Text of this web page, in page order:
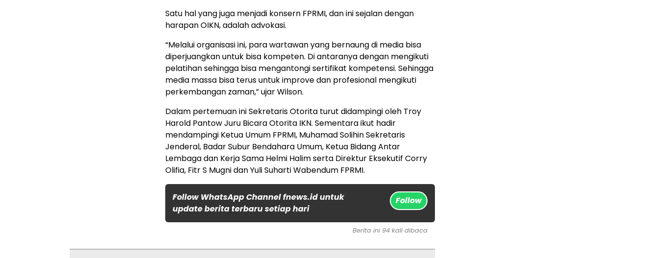
Satu hal yang juga menjadi konsern FPRMI, dan ini sejalan dengan
harapan OIKN, adalah advokasi.
“Melalui organisasi ini, para wartawan yang bernaung di media bisa
diperjuangkan untuk bisa kompeten. Di antaranya dengan mengikuti
pelatihan sehingga bisa mengantongi sertifikat kompetensi. Sehingga
media massa bisa terus untuk improve dan profesional mengikuti
perkembangan zaman,” ujar Wilson.
Dalam pertemuan ini Sekretaris Otorita turut didampingi oleh Troy
Harold Pantow Juru Bicara Otorita IKN. Sementara ikut hadir
mendampingi Ketua Umum FPRMI, Muhamad Solihin Sekretaris
Jenderal, Badar Subur Bendahara Umum, Ketua Bidang Antar
Lembaga dan Kerja Sama Helmi Halim serta Direktur Eksekutif Corry
Olifia, Fitr S Mugni dan Yuli Suharti Wabendum FPRMI.
Follow WhatsApp Channel fnews.id untuk
update berita terbaru setiap hari
Follow
Berita ini 94 kali dibaca